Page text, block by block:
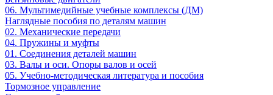
06. Мультимедийные учебные комплексы (ДМ)
Наглядные пособия по деталям машин
02. Механические передачи
04. Пружины и муфты
01. Соединения деталей машин
03. Валы и оси. Опоры валов и осей
05. Учебно-методическая литература и пособия
Тормозное управление